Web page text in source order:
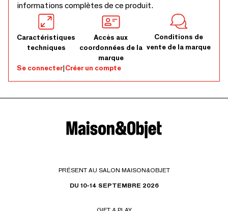
informations complètes de ce produit.
Caractéristiques
techniques
Accès aux
coordonnées de la
marque
Conditions de
vente de la marque
Se connecter|Créer un compte
PRÉSENT AU SALON MAISON&OBJET
DU 10-14 SEPTEMBRE 2026